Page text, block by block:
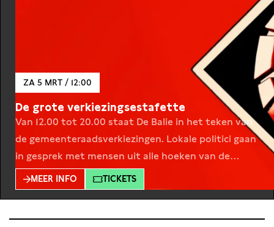
ZA 5 MRT / 12:00
De grote verkiezingsestafette
Van 12.00 tot 20.00 staat De Balie in het teken van
de gemeenteraadsverkiezingen. Lokale politici gaan
in gesprek met mensen uit alle hoeken van de
samenleving en Nederland. De gesprekken duren
steeds 30 minuten en gaan over de belangrijkste
MEER INFO TICKETS